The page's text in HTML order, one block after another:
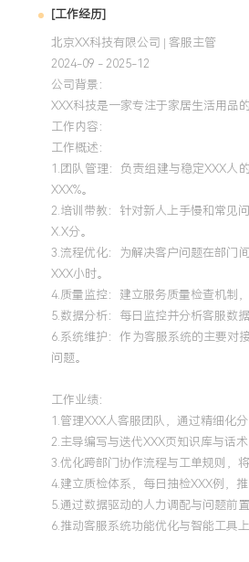
务质量差距模型应用于团队质检
满意度得到持续改善。
[工作经历]
北京XX科技有限公司 | 客服主管
2024-09 - 2025-12
公司背景：
XXX科技是一家专注于家居生活用品
工作内容：
工作概述：
1.团队管理：负责组建与稳定XXX人
XXX%。
2.培训带教：针对新人上手慢和常见
X.X分。
3.流程优化：为解决客户问题在部门
XXX小时。
4.质量监控：建立服务质量检查机制
5.数据分析：每日监控并分析客服数
6.系统维护：作为客服系统的主要对
问题。
工作业绩：
1.管理XXX人客服团队，通过精细化
2.主导编写与迭代XXX页知识库与话
3.优化跨部门协作流程与工单规则，
4.建立质检体系，每日抽检XXX例，
5.通过数据驱动的人力调配与问题前
6.推动客服系统功能优化与智能工具